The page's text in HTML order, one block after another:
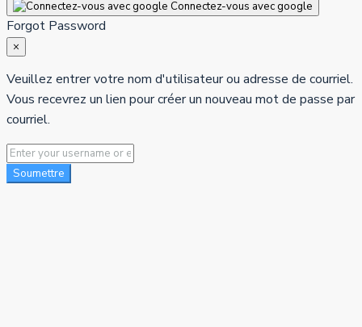
Connectez-vous avec google
Forgot Password
×
Veuillez entrer votre nom d'utilisateur ou adresse de courriel.
Vous recevrez un lien pour créer un nouveau mot de passe par
courriel.
Soumettre